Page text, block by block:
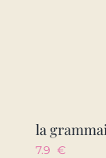
la
7.9 €